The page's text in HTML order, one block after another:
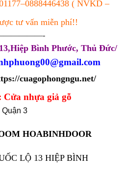
–0888446438( NVKD –
tư vấn miễn phí!!
Bình Phước, Thủ Đức/
cuagophongngu.net/
Cửa nhựa giả gỗ
3
HOABINHDOOR
LỘ 13 HIỆP BÌNH